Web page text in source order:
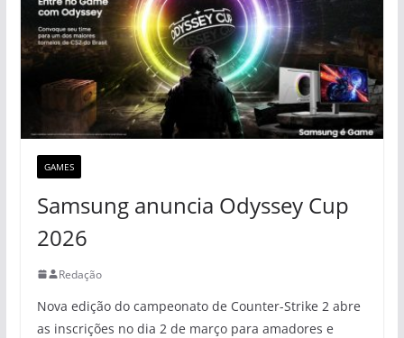
GAMES
Samsung anuncia Odyssey Cup
2026
Redação
Nova edição do campeonato de Counter-Strike 2 abre
as inscrições no dia 2 de março para amadores e